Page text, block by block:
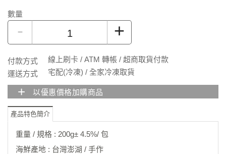
數量
- +
付款方式
線上刷卡 / ATM 轉帳 / 超商取貨付款
運送方式
宅配(冷凍) / 全家冷凍取貨
+ 以優惠價格加購商品
產品特色簡介
重量 / 規格 : 200g± 4.5%/ 包
海鮮產地 : 台灣澎湖 / 手作